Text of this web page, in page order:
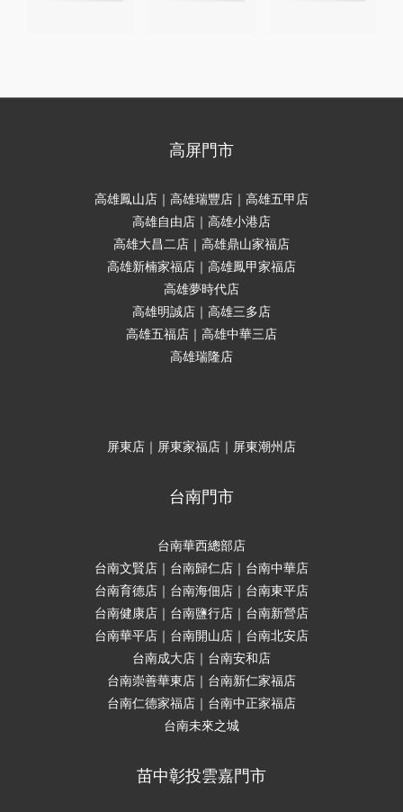
高屏門市
高雄鳳山店｜高雄瑞豐店｜高雄五甲店
高雄自由店｜高雄小港店
高雄大昌二店｜高雄鼎山家福店
高雄新楠家福店｜高雄鳳甲家福店
高雄夢時代店
高雄明誠店｜高雄三多店
高雄五福店｜高雄中華三店
高雄瑞隆店
屏東店｜屏東家福店｜屏東潮州店
台南門市
台南華西總部店
台南文賢店｜台南歸仁店｜台南中華店
台南育德店｜台南海佃店｜台南東平店
台南健康店｜台南鹽行店｜台南新營店
台南華平店｜台南開山店｜台南北安店
台南成大店｜台南安和店
台南崇善華東店｜台南新仁家福店
台南仁德家福店｜台南中正家福店
台南未來之城
苗中彰投雲嘉門市